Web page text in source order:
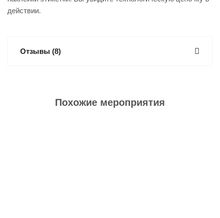
действии.
Отзывы (8)
Похожие мероприятия